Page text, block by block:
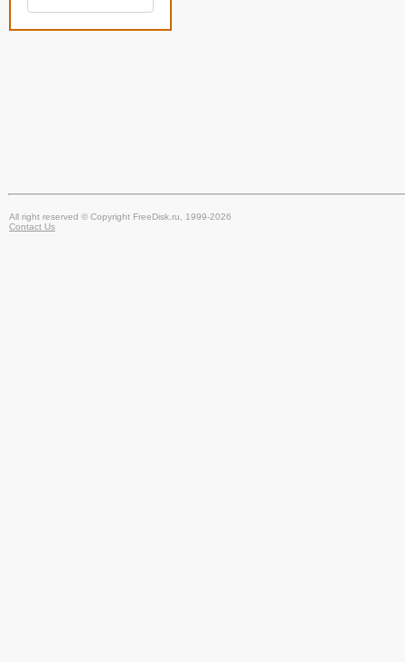
All right reserved © Copyright FreeDisk.ru, 1999-2026
Contact Us